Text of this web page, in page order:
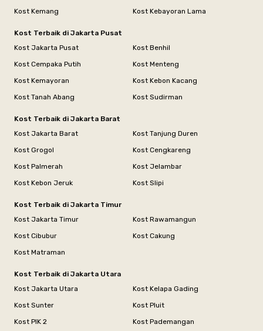
Kost Kemang
Kost Kebayoran Lama
Kost Terbaik di Jakarta Pusat
Kost Jakarta Pusat
Kost Benhil
Kost Cempaka Putih
Kost Menteng
Kost Kemayoran
Kost Kebon Kacang
Kost Tanah Abang
Kost Sudirman
Kost Terbaik di Jakarta Barat
Kost Jakarta Barat
Kost Tanjung Duren
Kost Grogol
Kost Cengkareng
Kost Palmerah
Kost Jelambar
Kost Kebon Jeruk
Kost Slipi
Kost Terbaik di Jakarta Timur
Kost Jakarta Timur
Kost Rawamangun
Kost Cibubur
Kost Cakung
Kost Matraman
Kost Terbaik di Jakarta Utara
Kost Jakarta Utara
Kost Kelapa Gading
Kost Sunter
Kost Pluit
Kost PIK 2
Kost Pademangan